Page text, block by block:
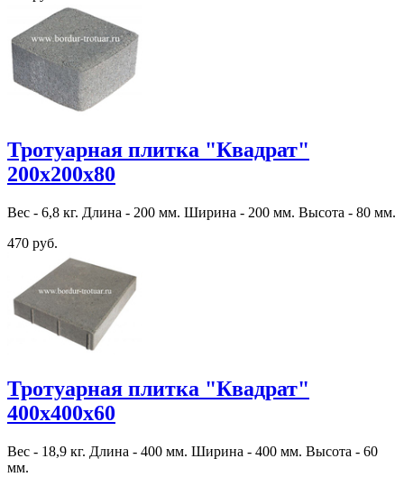
Тротуарная плитка "Квадрат"
200х200х80
Вес - 6,8 кг. Длина - 200 мм. Ширина - 200 мм. Высота - 80 мм.
470 руб.
Тротуарная плитка "Квадрат"
400х400х60
Вес - 18,9 кг. Длина - 400 мм. Ширина - 400 мм. Высота - 60
мм.